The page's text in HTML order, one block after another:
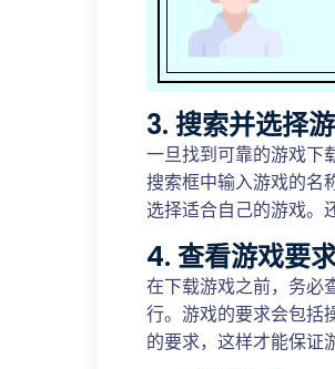
3. 搜索并选择
一旦找到可靠的游戏下
搜索框中输入游戏的名
选择适合自己的游戏。
4. 查看游戏要
在下载游戏之前，务必
行。游戏的要求会包括
的要求，这样才能保证